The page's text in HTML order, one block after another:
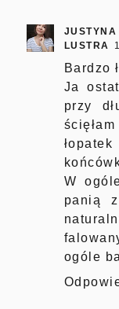
LUSTRA
Bardzo
Ja
przy
W
panią
ogóle